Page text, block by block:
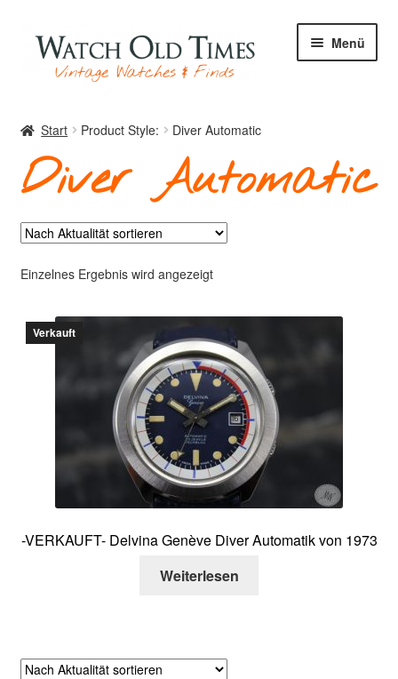
Zur
Navigation
springen
Zum
Inhalt
springen
Menü
Uhren
Archiv
Über mich
Start Product Style: Diver Automatic
Diver Automatic
Einzelnes Ergebnis wird angezeigt
Verkauft
-VERKAUFT- Delvina Genève Diver Automatik von 1973
Weiterlesen